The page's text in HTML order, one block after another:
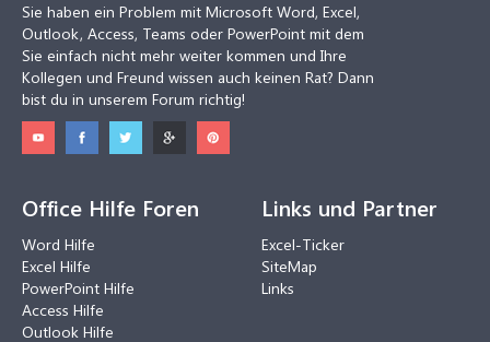
Sie haben ein Problem mit Microsoft Word, Excel,
Outlook, Access, Teams oder PowerPoint mit dem
Sie einfach nicht mehr weiter kommen und Ihre
Kollegen und Freund wissen auch keinen Rat? Dann
bist du in unserem Forum richtig!
Office Hilfe Foren
Word Hilfe
Excel Hilfe
PowerPoint Hilfe
Access Hilfe
Outlook Hilfe
Links und Partner
Excel-Ticker
SiteMap
Links